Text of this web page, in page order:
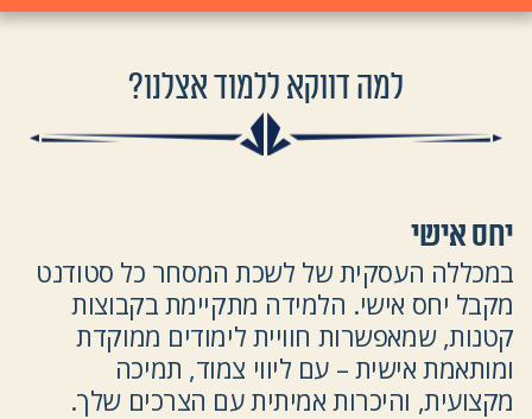
למה דווקא ללמוד אצלנו?
יחס אישי
במכללה העסקית של לשכת המסחר כל סטודנט
מקבל יחס אישי. הלמידה מתקיימת בקבוצות
קטנות, שמאפשרות חוויית לימודים ממוקדת
ומותאמת אישית – עם ליווי צמוד, תמיכה
מקצועית, והיכרות אמיתית עם הצרכים שלך.